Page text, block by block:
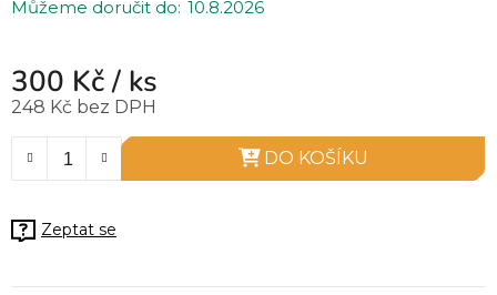
10.8.2026
300 Kč/ ks
248 Kč bez DPH
DO KOŠÍKU
Zeptat se